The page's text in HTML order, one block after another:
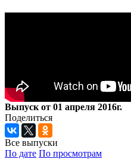
Выпуск от 01 апреля 2016г.
Поделиться
Все выпуски
По дате По просмотрам